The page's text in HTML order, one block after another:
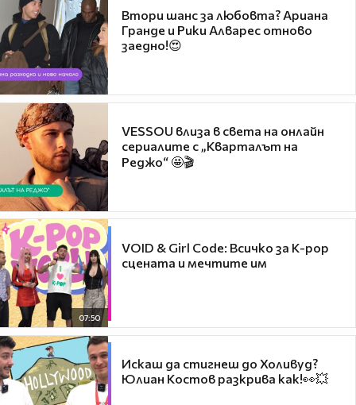
Втори шанс за любовта? Ариана
Гранде и Рики Алварес отново
заедно!😍
VESSOU влиза в света на онлайн
сериалите с „Кварталът на
Реджо“ 🤩🎬
07:50
VOID & Girl Code: Всичко за K-pop
сцената и мечтите им
Искаш да стигнеш до Холивуд?
Юлиан Костов разкрива как!👀💥